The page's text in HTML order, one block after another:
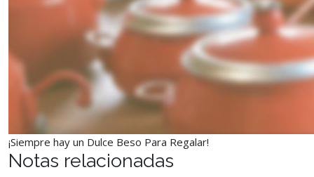
¡Siempre hay un Dulce Beso Para Regalar!
Notas relacionadas